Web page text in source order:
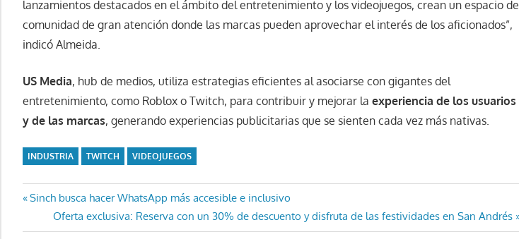
lanzamientos destacados en el ámbito del entretenimiento y los videojuegos, crean un espacio de
comunidad de gran atención donde las marcas pueden aprovechar el interés de los aficionados”,
indicó Almeida.
US Media, hub de medios, utiliza estrategias eficientes al asociarse con gigantes del
entretenimiento, como Roblox o Twitch, para contribuir y mejorar la experiencia de los usuarios
y de las marcas, generando experiencias publicitarias que se sienten cada vez más nativas.
INDUSTRIA TWITCH VIDEOJUEGOS
Navegación
de
Entrada
anterior:
Sinch busca hacer WhatsApp más accesible e inclusivo
Entrada
siguiente:
Oferta exclusiva: Reserva con un 30% de descuento y disfruta de las festividades en San Andrés